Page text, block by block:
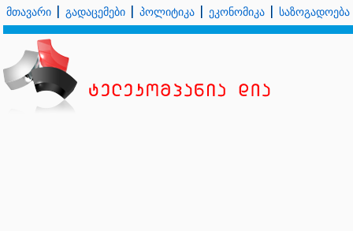
მთავარი გადაცემები პოლიტიკა ეკონომიკა საზოგადოება